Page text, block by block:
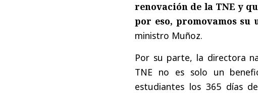
renovación de la TNE y
por eso, promovamos
ministro Muñoz.
Por su parte, la directora
TNE no es solo un
estudiantes los 365 días